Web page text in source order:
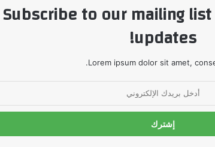
Subscribe to our mailing
updates!
Lorem ipsum dolor sit amet,